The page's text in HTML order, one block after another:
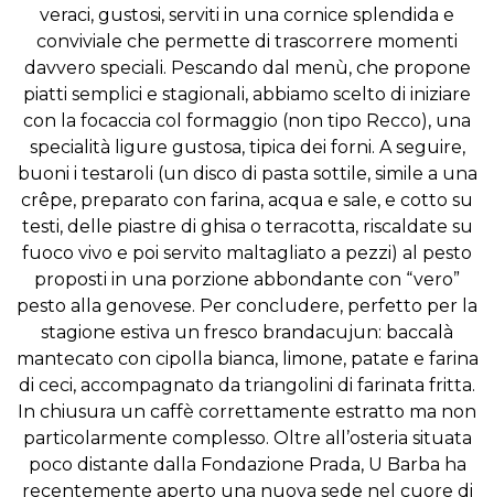
veraci, gustosi, serviti in una cornice splendida e
conviviale che permette di trascorrere momenti
davvero speciali. Pescando dal menù, che propone
piatti semplici e stagionali, abbiamo scelto di iniziare
con la focaccia col formaggio (non tipo Recco), una
specialità ligure gustosa, tipica dei forni. A seguire,
buoni i testaroli (un disco di pasta sottile, simile a una
crêpe, preparato con farina, acqua e sale, e cotto su
testi, delle piastre di ghisa o terracotta, riscaldate su
fuoco vivo e poi servito maltagliato a pezzi) al pesto
proposti in una porzione abbondante con “vero”
pesto alla genovese. Per concludere, perfetto per la
stagione estiva un fresco brandacujun: baccalà
mantecato con cipolla bianca, limone, patate e farina
di ceci, accompagnato da triangolini di farinata fritta.
In chiusura un caffè correttamente estratto ma non
particolarmente complesso. Oltre all’osteria situata
poco distante dalla Fondazione Prada, U Barba ha
recentemente aperto una nuova sede nel cuore di